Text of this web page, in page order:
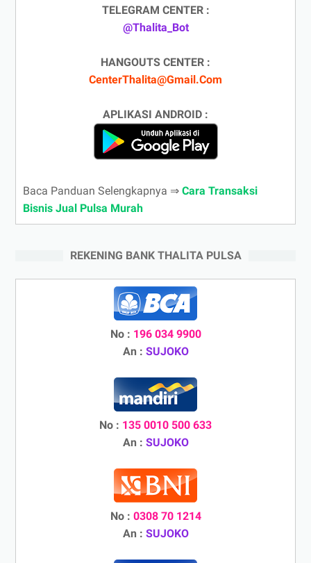
TELEGRAM CENTER :
@Thalita_Bot
HANGOUTS CENTER :
CenterThalita@Gmail.Com
APLIKASI ANDROID :
Baca Panduan Selengkapnya ⇒ Cara Transaksi
Bisnis Jual Pulsa Murah
REKENING BANK THALITA PULSA
No : 196 034 9900
An : SUJOKO
No : 135 0010 500 633
An : SUJOKO
No : 0308 70 1214
An : SUJOKO